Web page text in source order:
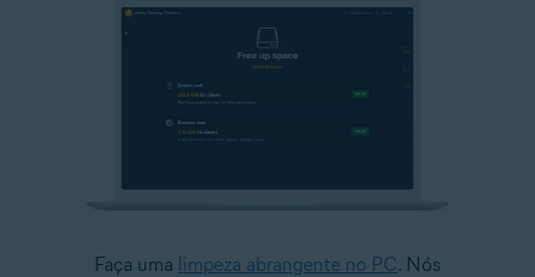
Faça uma limpeza abrangente no PC. Nós